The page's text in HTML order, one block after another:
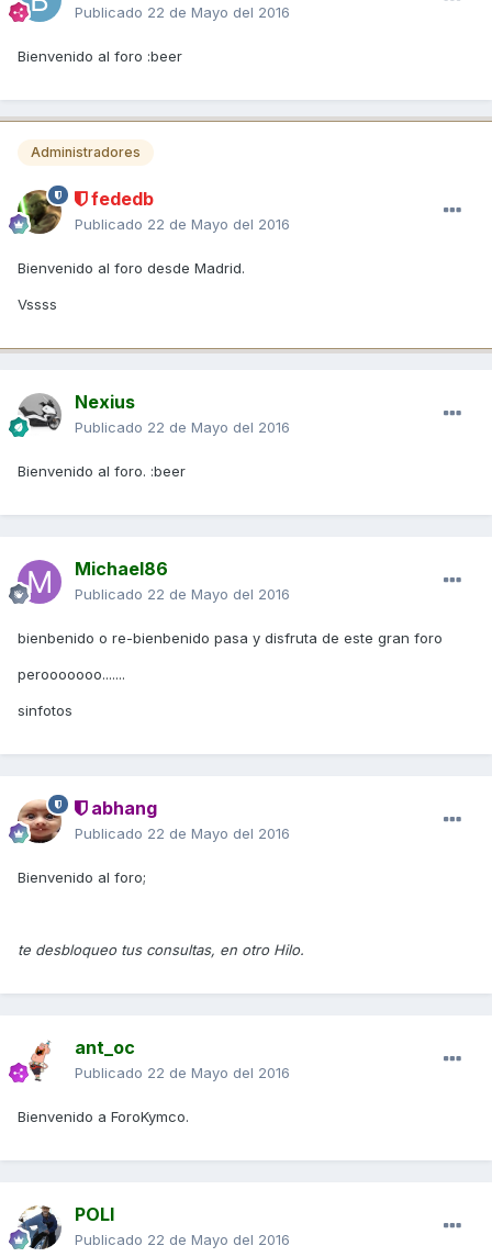
Publicado 22 de Mayo del 2016
Bienvenido al foro :beer
Administradores
fededb
Publicado 22 de Mayo del 2016
Bienvenido al foro desde Madrid.
Vssss
Nexius
Publicado 22 de Mayo del 2016
Bienvenido al foro. :beer
Michael86
Publicado 22 de Mayo del 2016
bienbenido o re-bienbenido pasa y disfruta de este gran foro
perooooooo.......
sinfotos
abhang
Publicado 22 de Mayo del 2016
Bienvenido al foro;
te desbloqueo tus consultas, en otro Hilo.
ant_oc
Publicado 22 de Mayo del 2016
Bienvenido a ForoKymco.
POLI
Publicado 22 de Mayo del 2016